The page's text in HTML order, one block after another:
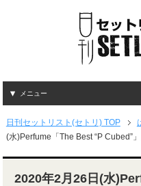
メニュー
日刊セットリスト(セトリ) TOP
(水)Perfume「The Best “P Cubed”
2020年2月26日(水